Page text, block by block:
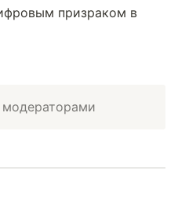
призраком в
модераторами